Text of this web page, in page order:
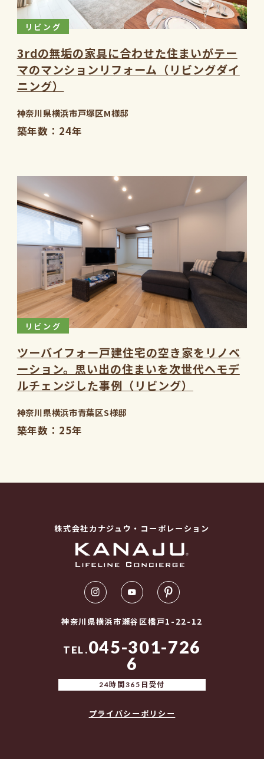
リビング
3rdの無垢の家具に合わせた住まいがテー
マのマンションリフォーム（リビングダイ
ニング）
神奈川県横浜市戸塚区M様邸
築年数 24年
リビング
ツーバイフォー戸建住宅の空き家をリノベ
ーション。思い出の住まいを次世代へモデ
ルチェンジした事例（リビング）
神奈川県横浜市青葉区S様邸
築年数 25年
株式会社カナジュウ・コーポレーション
神奈川県横浜市瀬谷区橋戸1-22-12
TEL.045-301-726
6
24時間365日受付
プライバシーポリシー